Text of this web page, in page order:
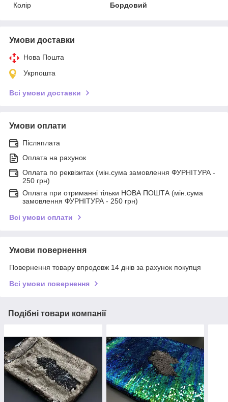
Колір
Бордовий
Умови доставки
Нова Пошта
Укрпошта
Всі умови доставки
Умови оплати
Післяплата
Оплата на рахунок
Оплата по реквізитах (мін.сума замовлення ФУРНІТУРА -
250 грн)
Оплата при отриманні тільки НОВА ПОШТА (мін.сума
замовлення ФУРНІТУРА - 250 грн)
Всі умови оплати
Умови повернення
Повернення товару впродовж 14 днів за рахунок покупця
Всі умови повернення
Подібні товари компанії